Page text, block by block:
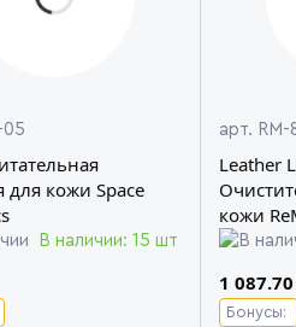
05
для кожи Space
В наличии: 15 шт
арт. RM-
Leather
кожи
1
Бонусы: